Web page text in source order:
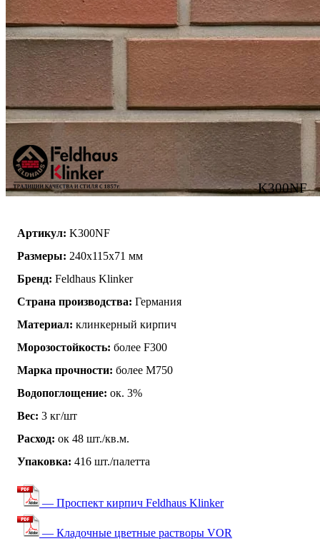
K300NF
Артикул: K300NF
Размеры: 240х115х71 мм
Бренд: Feldhaus Klinker
Страна производства: Германия
Материал: клинкерный кирпич
Морозостойкость: более F300
Марка прочности: более М750
Водопоглощение: ок. 3%
Вес: 3 кг/шт
Расход: ок 48 шт./кв.м.
Упаковка: 416 шт./палетта
— Проспект кирпич Feldhaus Klinker
— Кладочные цветные растворы VOR